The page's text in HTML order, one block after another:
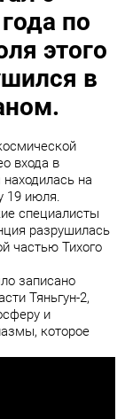
по
этого
в
входа в
на
19 июля.
специалисты
разрушилась
частью Тихого
записано
Тяньгун-2,
и
которое